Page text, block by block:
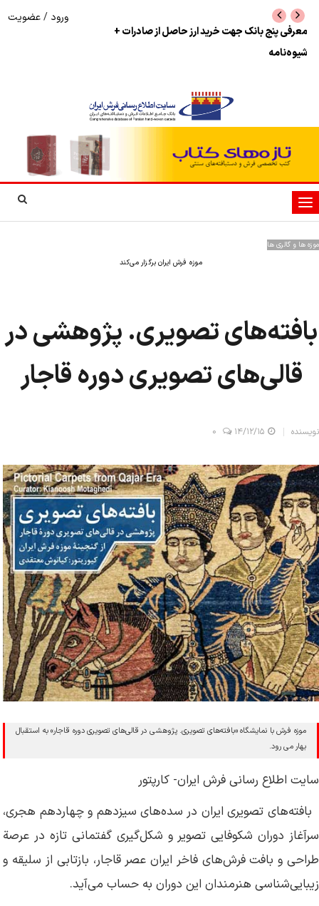
نرخ بازگشت ارز حاصل از صادرات + تکمیلی
ورود /عضویت
تغییر
وضعیت
موزه ها و گالری ها
موزه فرش ایران برگزار می‌کند
بافته‌های تصویری. پژوهشی در
قالی‌های تصویری دوره قاجار
نویسنده ۱۴/۱۲/۱۵ 0
موزه فرش با نمایشگاه «بافته‌های تصویری. پژوهشی در قالی‌های تصویری دوره قاجار» به استقبال
بهار می رود.
سایت اطلاع رسانی فرش ایران- کارپتور
بافته‌های تصویری ایران در سده‌های سیزدهم و چهاردهم هجری،
سرآغاز دوران شکوفایی تصویر و شکل‌گیری گفتمانی تازه در عرصة
طراحی و بافت فرش‌های فاخر ایران عصر قاجار، بازتابی از سلیقه و
زیبایی‌شناسی هنرمندان این دوران به حساب می‌آید.